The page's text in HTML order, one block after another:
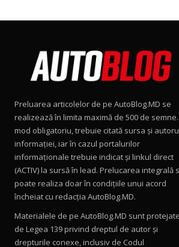
Preluarea articolelor de pe AutoBlog.MD se
realizează în limita maximă de 500 de
mod obligatoriu, trebuie citată sursa și
informației, iar în cazul portalurilor
informaționale trebuie indicat și linkul direct
(ACTIV) la sursă în lead. Prelucarea integrală
poate realiza doar în condițiile unui acord
încheiat cu redacţia AutoBlog.MD.
Materialele de pe AutoBlog.MD sunt protejate
de Legea 139 privind dreptul de autor și
drepturile conexe, inclusiv de Codul